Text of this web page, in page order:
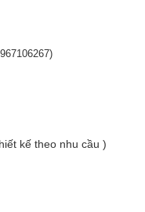
kế theo nhu cầu )